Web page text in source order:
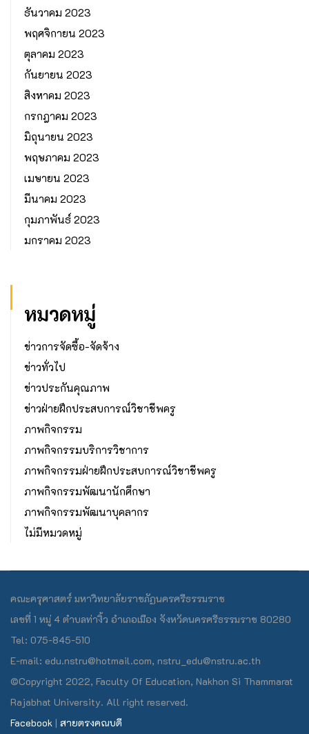
ธันวาคม 2023
พฤศจิกายน 2023
ตุลาคม 2023
กันยายน 2023
สิงหาคม 2023
กรกฎาคม 2023
มิถุนายน 2023
พฤษภาคม 2023
เมษายน 2023
มีนาคม 2023
กุมภาพันธ์ 2023
มกราคม 2023
หมวดหมู่
ข่าวการจัดซื้อ-จัดจ้าง
ข่าวทั่วไป
ข่าวประกันคุณภาพ
ข่าวฝ่ายฝึกประสบการณ์วิชาชีพครู
ภาพกิจกรรม
ภาพกิจกรรมบริการวิชาการ
ภาพกิจกรรมฝ่ายฝึกประสบการณ์วิชาชีพครู
ภาพกิจกรรมพัฒนานักศึกษา
ภาพกิจกรรมพัฒนาบุคลากร
ไม่มีหมวดหมู่
คณะครุศาสตร์ มหาวิทยาลัยราชภัฏนครศรีธรรมราช
เลขที่ 1 หมู่ 4 ตำบลท่างิ้ว อำเภอเมือง จังหวัดนครศรีธรรมราช 80280
Tel: 075-845-510
E-mail: edu.nstru@hotmail.com, nstru_edu@nstru.ac.th
©Copyright 2022, Faculty Of Education, Nakhon Si Thammarat
Rajabhat University. All right reserved.
Facebook | สายตรงคณบดี